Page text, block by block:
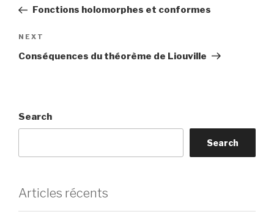
PostFonctions holomorphes et conformes
Next
Post
NEXT
Conséquences du théorème de Liouville
Search
Search
Articles récents